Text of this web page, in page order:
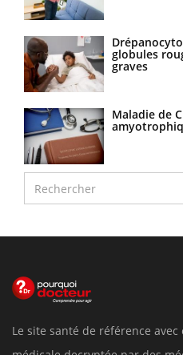
globules
graves
Maladie de
Le site santé de référence